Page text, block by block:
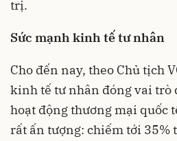
trị.
Sức mạnh kinh tế tư nhân
Cho đến nay, theo Chủ tịch
kinh tế tư nhân đóng vai trò
hoạt động thương mại quốc
rất ấn tượng: chiếm tới 35%